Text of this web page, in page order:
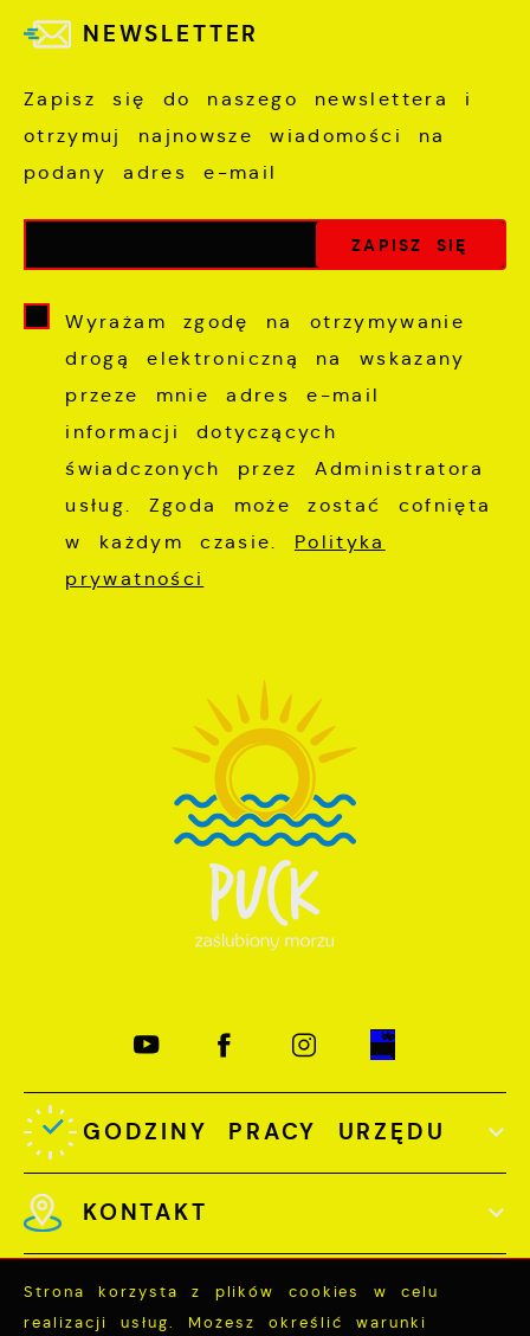
NEWSLETTER
Zapisz się do naszego newslettera i
otrzymuj najnowsze wiadomości na
podany adres e-mail
Wyrażam zgodę na otrzymywanie
drogą elektroniczną na wskazany
przeze mnie adres e-mail
informacji dotyczących
świadczonych przez Administratora
usług. Zgoda może zostać cofnięta
w każdym czasie. Polityka
prywatności
GODZINY PRACY URZĘDU
KONTAKT
Strona korzysta z plików cookies w celu
realizacji usług. Możesz określić warunki